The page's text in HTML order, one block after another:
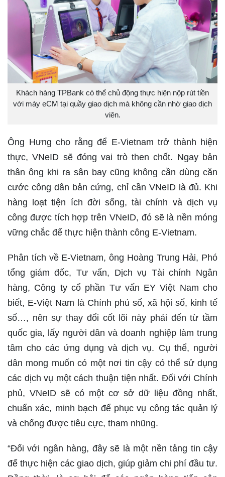
Khách hàng TPBank có thể chủ động thực hiện nộp rút tiền
với máy eCM tại quầy giao dịch mà không cần nhờ giao dịch
viên.
Ông Hưng cho rằng để E-Vietnam trở thành hiện
thực, VNeID sẽ đóng vai trò then chốt. Ngay bản
thân ông khi ra sân bay cũng không cần dùng căn
cước công dân bản cứng, chỉ cần VNeID là đủ. Khi
hàng loạt tiện ích đời sống, tài chính và dịch vụ
công được tích hợp trên VNeID, đó sẽ là nền móng
vững chắc để thực hiện thành công E-Vietnam.
Phân tích về E-Vietnam, ông Hoàng Trung Hải, Phó
tổng giám đốc, Tư vấn, Dịch vụ Tài chính Ngân
hàng, Công ty cổ phần Tư vấn EY Việt Nam cho
biết, E-Việt Nam là Chính phủ số, xã hội số, kinh tế
số…, nên sự thay đổi cốt lõi này phải đến từ tầm
quốc gia, lấy người dân và doanh nghiệp làm trung
tâm cho các ứng dụng và dịch vụ. Cụ thể, người
dân mong muốn có một nơi tin cậy có thể sử dụng
các dịch vụ một cách thuận tiện nhất. Đối với Chính
phủ, VNeID sẽ có một cơ sở dữ liệu đồng nhất,
chuẩn xác, minh bạch để phục vụ công tác quản lý
và chống được tiêu cực, tham nhũng.
“Đối với ngân hàng, đây sẽ là một nền tảng tin cậy
để thực hiện các giao dịch, giúp giảm chi phí đầu tư.